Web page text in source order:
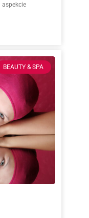
aspekcie
BEAUTY & SPA